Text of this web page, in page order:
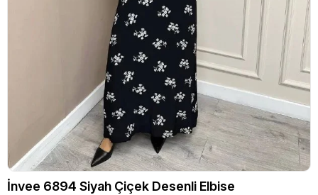
İnvee 6894 Siyah Çiçek Desenli Elbise